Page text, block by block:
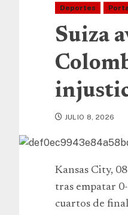
Deportes
Suiza
JULIO 8, 2026
Kansas City,
tras empatar
cuartos de